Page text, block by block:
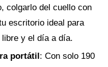
colgarlo del cuello con
escritorio ideal para
y el día a día.
portátil: Con solo 190